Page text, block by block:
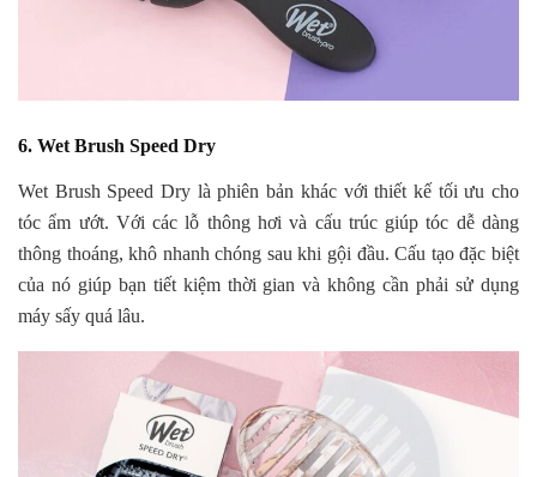
6. Wet Brush Speed Dry
Wet Brush Speed Dry là phiên bản khác với thiết kế tối ưu cho
tóc ẩm ướt. Với các lỗ thông hơi và cấu trúc giúp tóc dễ dàng
thông thoáng, khô nhanh chóng sau khi gội đầu. Cấu tạo đặc biệt
của nó giúp bạn tiết kiệm thời gian và không cần phải sử dụng
máy sấy quá lâu.